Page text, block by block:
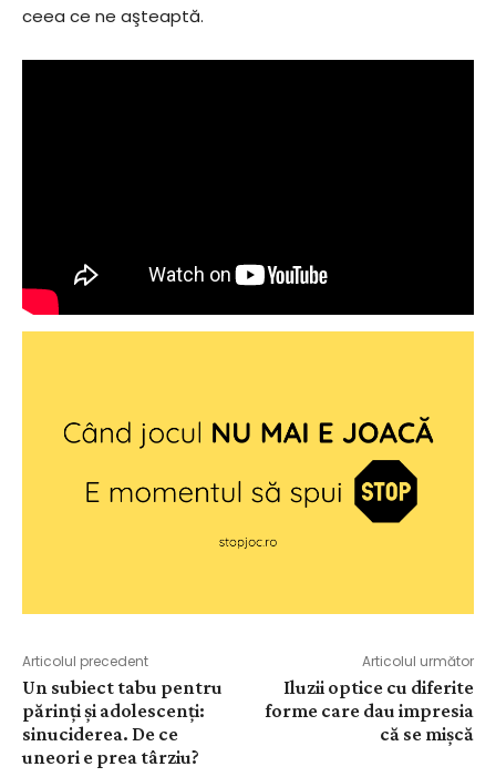
ceea ce ne aşteaptă.
Articolul precedent
Un subiect tabu pentru
părinţi şi adolescenţi:
sinuciderea. De ce
uneori e prea târziu?
Articolul următor
Iluzii optice cu diferite
forme care dau impresia
că se mișcă